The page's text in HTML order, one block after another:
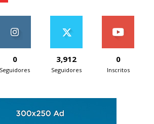
0
Seguidores
3,912
Seguidores
0
Inscritos